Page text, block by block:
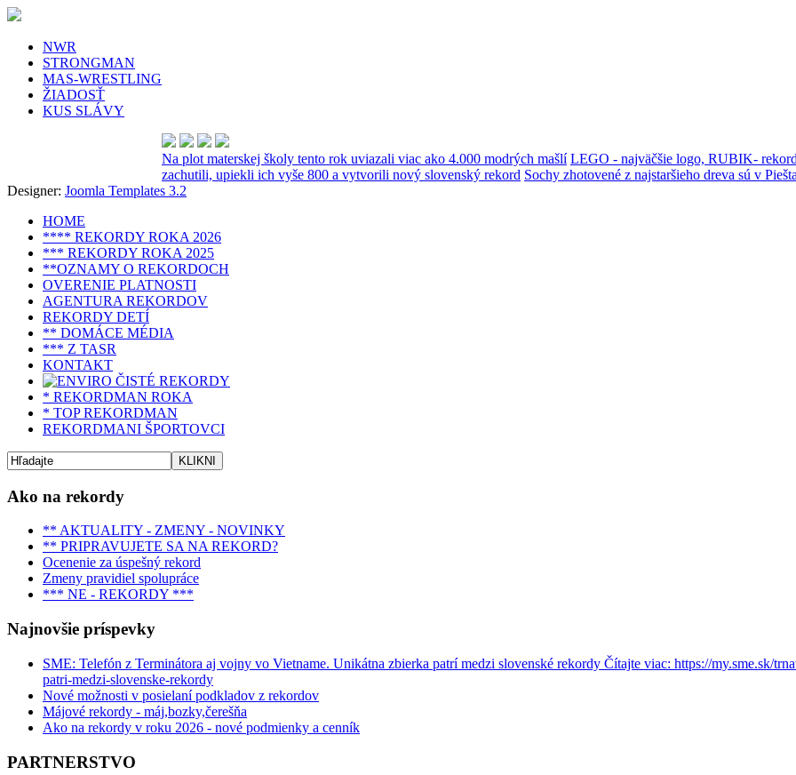
NWR
STRONGMAN
MAS-WRESTLING
ŽIADOSŤ
KUS SLÁVY
Na plot materskej školy tento rok uviazali viac ako 4.000 modrých mašlí LEGO - najväčšie logo, RUBIK-
zachutili, upiekli ich vyše 800 a vytvorili nový slovenský rekord Sochy zhotovené z najstaršieho dreva sú v
Designer: Joomla Templates 3.2
HOME
**** REKORDY ROKA 2026
*** REKORDY ROKA 2025
**OZNAMY O REKORDOCH
OVERENIE PLATNOSTI
AGENTURA REKORDOV
REKORDY DETÍ
** DOMÁCE MÉDIA
*** Z TASR
KONTAKT
* REKORDMAN ROKA
* TOP REKORDMAN
REKORDMANI ŠPORTOVCI
Ako na rekordy
** AKTUALITY - ZMENY - NOVINKY
** PRIPRAVUJETE SA NA REKORD?
Ocenenie za úspešný rekord
Zmeny pravidiel spolupráce
*** NE - REKORDY ***
Najnovšie príspevky
SME: Telefón z Terminátora aj vojny vo Vietname. Unikátna zbierka patrí medzi slovenské rekordy Čítajte viac: https://my.sme.sk/
patri-medzi-slovenske-rekordy
Nové možnosti v posielaní podkladov z rekordov
Májové rekordy - máj,bozky,čerešňa
Ako na rekordy v roku 2026 - nové podmienky a cenník
PARTNERSTVO